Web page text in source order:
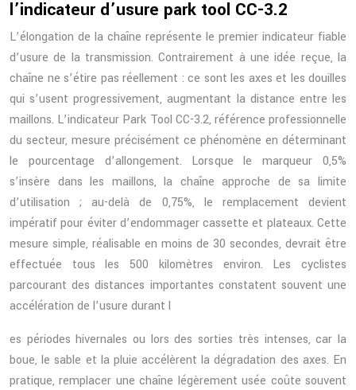
l’indicateur d’usure park tool CC-3.2
L’élongation de la chaîne représente le premier indicateur fiable
d’usure de la transmission. Contrairement à une idée reçue, la
chaîne ne s’étire pas réellement : ce sont les axes et les douilles
qui s’usent progressivement, augmentant la distance entre les
maillons. L’indicateur Park Tool CC-3.2, référence professionnelle
du secteur, mesure précisément ce phénomène en déterminant
le pourcentage d’allongement. Lorsque le marqueur 0,5%
s’insère dans les maillons, la chaîne approche de sa limite
d’utilisation ; au-delà de 0,75%, le remplacement devient
impératif pour éviter d’endommager cassette et plateaux. Cette
mesure simple, réalisable en moins de 30 secondes, devrait être
effectuée tous les 500 kilomètres environ. Les cyclistes
parcourant des distances importantes constatent souvent une
accélération de l’usure durant l
es périodes hivernales ou lors des sorties très intenses, car la
boue, le sable et la pluie accélèrent la dégradation des axes. En
pratique, remplacer une chaîne légèrement usée coûte souvent